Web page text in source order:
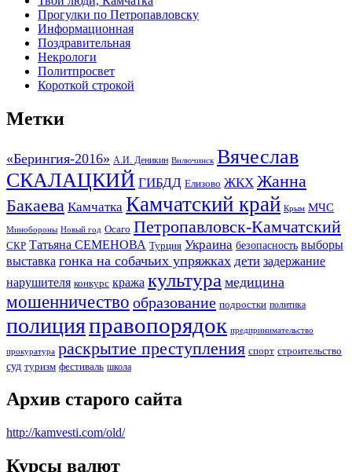
Прогулки по Петропавловску
Информационная
Поздравительная
Некрологи
Политпросвет
Короткой строкой
Метки
«Берингия-2016» А.И. Деникин Вилючинск Вячеслав
СКАЛАЦКИЙ ГИБДД Елизово ЖКХ Жанна
Бакаева Камчатка Камчатский край Крым МЧС
Минобороны Новый год Осаго Петропавловск-Камчатский
СКР Татьяна СЕМЕНОВА Турция Украина безопасность выборы
выставка гонка на собачьих упряжках дети задержание
нарушителя конкурс кража культура медицина
мошенничество образование подростки политика
полицияправопорядок предпринимательство
прокуратура раскрытие преступления спорт строительство
суд туризм фестиваль школа
Архив старого сайта
http://kamvesti.com/old/
Курсы валют